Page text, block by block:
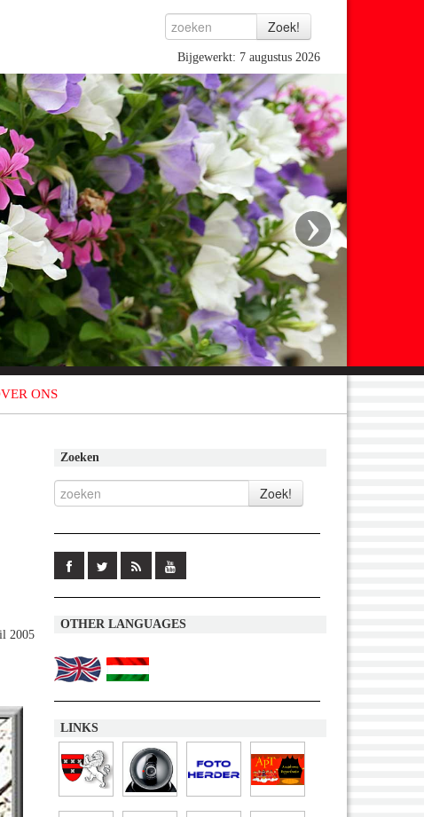
Bijgewerkt: 7 augustus 2026
›
ONS
2005
Zoeken
OTHER LANGUAGES
LINKS